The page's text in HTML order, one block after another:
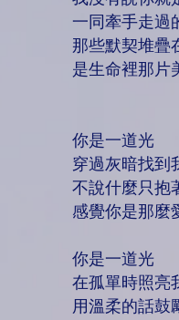
一同牽手走過
那些默契堆疊
是生命裡那片
你是一道光
穿過灰暗找到
不說什麼只抱
感覺你是那麼
你是一道光
在孤單時照亮
用溫柔的話鼓